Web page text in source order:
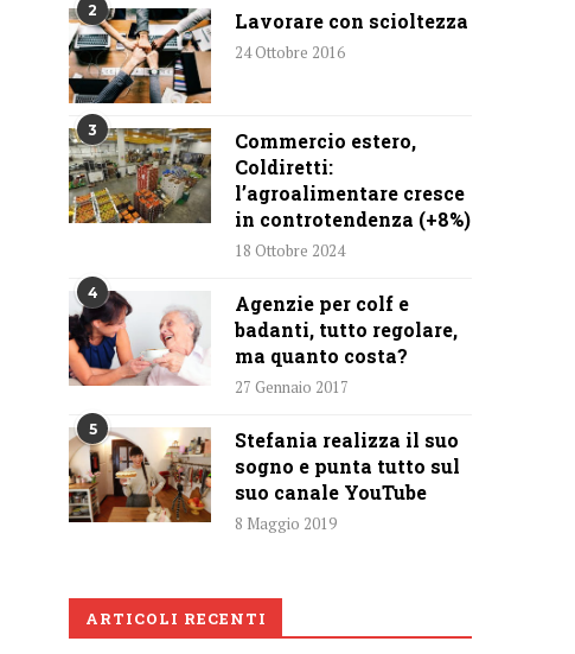
2 Lavorare con scioltezza
24 Ottobre 2016
3
Commercio estero,
Coldiretti:
l’agroalimentare cresce
in controtendenza (+8%)
18 Ottobre 2024
4
Agenzie per colf e
badanti, tutto regolare,
ma quanto costa?
27 Gennaio 2017
5
Stefania realizza il suo
sogno e punta tutto sul
suo canale YouTube
8 Maggio 2019
ARTICOLI RECENTI